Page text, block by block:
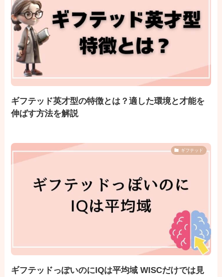
ギフテッド英才型の特徴とは？適した環境と才能を
伸ばす方法を解説
ギフテッド
ギフテッドっぽいのにIQは平均域 WISCだけでは見